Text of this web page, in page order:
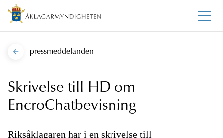
pressmeddelanden
Skrivelse till HD om
EncroChatbevisning
Riksåklagaren har i en skrivelse till